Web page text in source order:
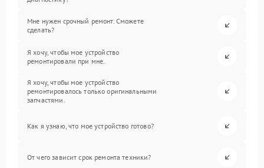
Мне нужен срочный ремонт. Сможете
сделать?
Я хочу, чтобы мое устройство
ремонтировали при мне.
Я хочу, чтобы мое устройство
ремонтировалось только оригинальными
запчастями.
Как я узнаю, что мое устройство готово?
От чего зависит срок ремонта техники?